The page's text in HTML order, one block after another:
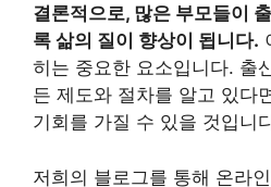
결론적으로, 많은 부모들이
록 삶의 질이 향상이 됩니다.
히는 중요한 요소입니다. 출
든 제도와 절차를 알고 있다
기회를 가질 수 있을 것입니
저희의 블로그를 통해 온라